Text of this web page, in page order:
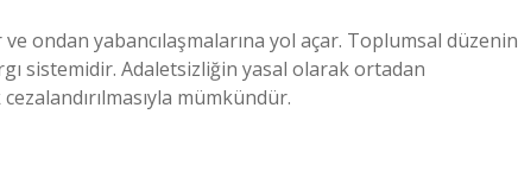
ondan yabancılaşmalarına yol açar. Toplumsal düzenin
sistemidir. Adaletsizliğin yasal olarak ortadan
mümkündür.